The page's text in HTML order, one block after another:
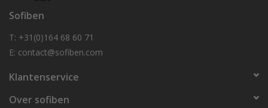
Sofiben
T: +31(0)164 68 60 71
E: contact@sofiben.com
Klantenservice
Over sofiben